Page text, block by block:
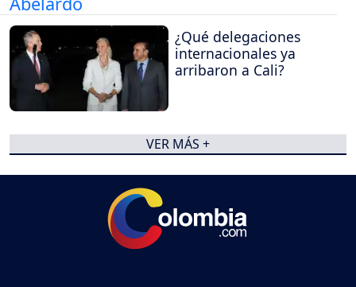
¿Qué delegaciones
internacionales ya
arribaron a Cali?
VER MÁS +